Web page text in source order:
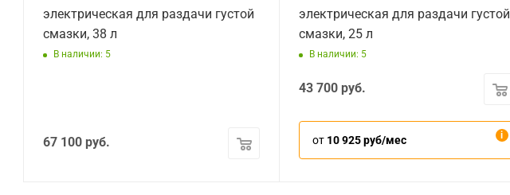
электрическая для раздачи густой
смазки, 38 л
В наличии: 5
67 100 руб.
электрическая для раздачи густой
смазки, 25 л
В наличии: 5
43 700 руб.
от 10 925 руб/мес